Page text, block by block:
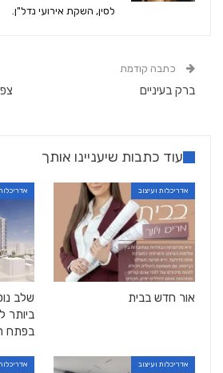
לסין, השקת אירועי נדל"ן.
כתבה קודמת
ברק בעיניים
עוד כתבות שיעניינו אותך
אדריכלות ועיצוב
אור חדש בבית
שלב
ביותר
בפתח
אדריכלות ועיצוב